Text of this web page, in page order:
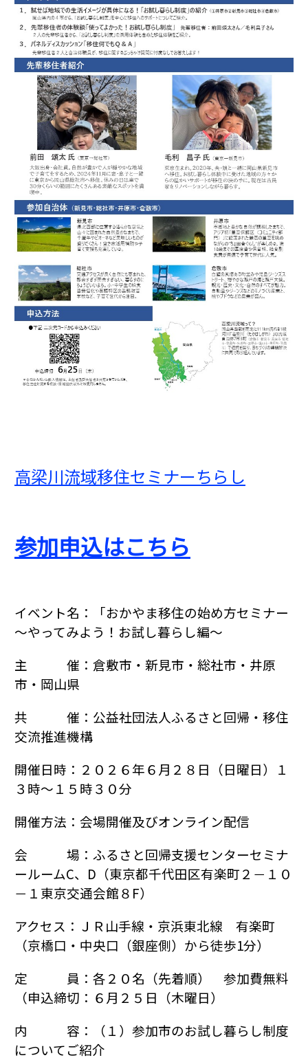
高梁川流域移住セミナーちらし
参加申込はこちら
イベント名：「おかやま移住の始め方セミナー
～やってみよう！お試し暮らし編～
主 催：倉敷市・新見市・総社市・井原
市・岡山県
共 催：公益社団法人ふるさと回帰・移住
交流推進機構
開催日時：２０２６年６月２８日（日曜日）１
３時～１５時３０分
開催方法：会場開催及びオンライン配信
会 場：ふるさと回帰支援センターセミナ
ールームC、D（東京都千代田区有楽町２－１０
－１東京交通会館８F）
アクセス：ＪＲ山手線・京浜東北線 有楽町
（京橋口・中央口（銀座側）から徒歩1分）
定 員：各２０名（先着順） 参加費無料
（申込締切：６月２５日（木曜日）
内 容：（１）参加市のお試し暮らし制度
についてご紹介